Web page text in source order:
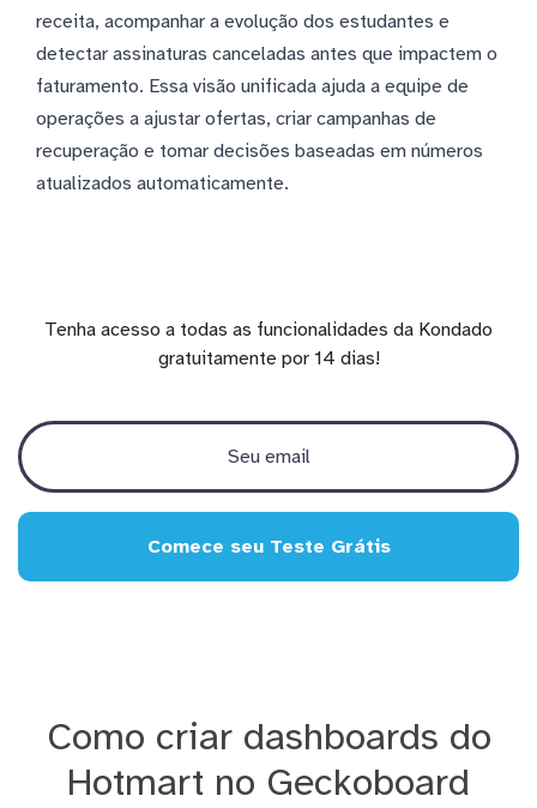
receita, acompanhar a evolução dos estudantes e
detectar assinaturas canceladas antes que impactem o
faturamento. Essa visão unificada ajuda a equipe de
operações a ajustar ofertas, criar campanhas de
recuperação e tomar decisões baseadas em números
atualizados automaticamente.
Tenha acesso a todas as funcionalidades da Kondado
gratuitamente por 14 dias!
Comece seu Teste Grátis
Como criar dashboards do
Hotmart no Geckoboard